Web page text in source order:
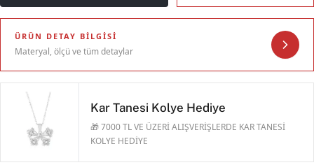
ÜRÜN DETAY BILGISI
Materyal, ölçü ve tüm detaylar
Kar Tanesi Kolye Hediye
🎁 7000 TL VE ÜZERİ ALIŞVERİŞLERDE KAR TANESİ
KOLYE HEDİYE